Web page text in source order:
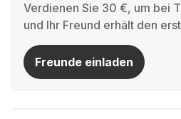
Verdienen Sie 30 €, um bei
und Ihr Freund erhält den
Freunde einladen